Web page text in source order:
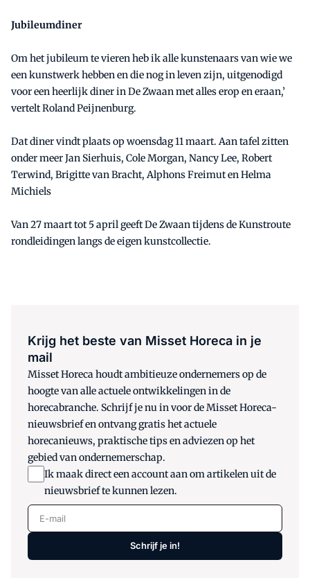
Jubileumdiner
Om het jubileum te vieren heb ik alle kunstenaars van wie we
een kunstwerk hebben en die nog in leven zijn, uitgenodigd
voor een heerlijk diner in De Zwaan met alles erop en eraan,’
vertelt Roland Peijnenburg.
Dat diner vindt plaats op woensdag 11 maart. Aan tafel zitten
onder meer Jan Sierhuis, Cole Morgan, Nancy Lee, Robert
Terwind, Brigitte van Bracht, Alphons Freimut en Helma
Michiels
Van 27 maart tot 5 april geeft De Zwaan tijdens de Kunstroute
rondleidingen langs de eigen kunstcollectie.
Krijg het beste van Misset Horeca in je
mail
Misset Horeca houdt ambitieuze ondernemers op de
hoogte van alle actuele ontwikkelingen in de
horecabranche. Schrijf je nu in voor de Misset Horeca-
nieuwsbrief en ontvang gratis het actuele
horecanieuws, praktische tips en adviezen op het
gebied van ondernemerschap.
Ik maak direct een account aan om artikelen uit de
nieuwsbrief te kunnen lezen.
E-mail
Schrijf je in!